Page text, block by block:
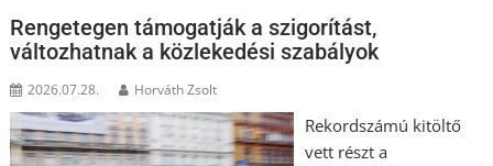
Rengetegen támogatják a szigorítást,
változhatnak a közlekedési szabályok
2026.07.28. Horváth Zsolt
Rekordszámú kitöltő
vett részt a